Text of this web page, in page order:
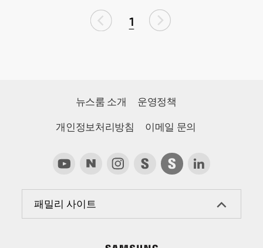
1
뉴스룸 소개 운영정책
개인정보처리방침 이메일 문의
패밀리 사이트